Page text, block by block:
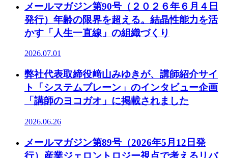
メールマガジン第90号（２０２６年６月４日
発行）年齢の限界を超える。結晶性能力を活
かす「人生一直線」の組織づくり
2026.07.01
弊社代表取締役﨑山みゆきが、講師紹介サイ
ト「システムブレーン」のインタビュー企画
「講師のヨコガオ」に掲載されました
2026.06.26
メールマガジン第89号（2026年5月12日発
行）産業ジェロントロジー視点で考えるリバ